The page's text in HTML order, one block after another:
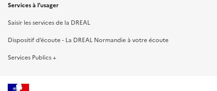
Services à l’usager
Saisir les services de la DREAL
Dispositif d’écoute - La DREAL Normandie à votre écoute
Services Publics +